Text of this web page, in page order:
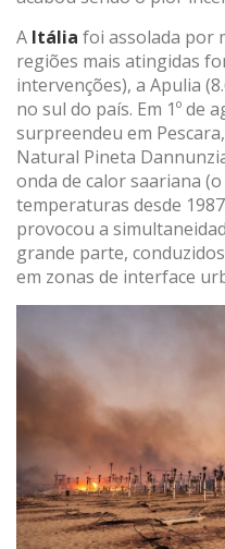
A Itália foi assolada por
regiões mais atingidas
intervenções), a Apulia
no sul do país. Em 1º de
surpreendeu em
Natural Pineta
onda de calor saariana
temperaturas desde
provocou a
grande parte,
em zonas de interface